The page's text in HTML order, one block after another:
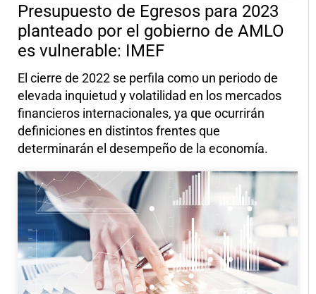
Presupuesto de Egresos para 2023
planteado por el gobierno de AMLO
es vulnerable: IMEF
El cierre de 2022 se perfila como un periodo de
elevada inquietud y volatilidad en los mercados
financieros internacionales, ya que ocurrirán
definiciones en distintos frentes que
determinarán el desempeño de la economía.